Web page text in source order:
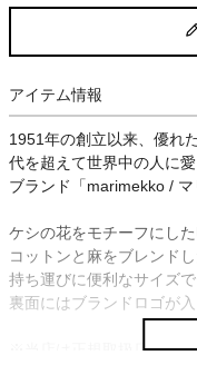
アイテム情報
1951年の創立以来、優れ
代を超えて世界中の人に
ブランド「marimekko / マ
ケシの花をモチーフにし
コットンと麻をブレンド
持ち運びに便利なサイズ
裏面にはブランドロゴが入
※当店は正規取扱店です